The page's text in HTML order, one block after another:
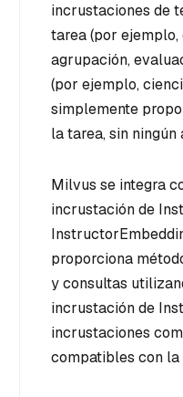
incrustaciones de
tarea (por
agrupación,
(por ejemplo,
simplemente
la tarea, sin ningún
Milvus se integra
incrustación de
proporciona
y consultas
incrustación de
incrustaciones
compatibles con la